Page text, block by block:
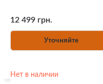
12 499 грн.
Уточняйте
Нет в наличии